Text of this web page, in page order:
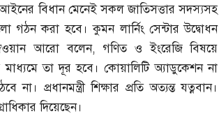
আইনের বিধান মেনেই সকল জাতিসত্তার সদস্যসহ
গঠন করা হবে। কুমন লার্নিং সেন্টার উদ্বোধন
আরো বলেন,গণিত ও ইংরেজি বিষয়ে
মাধ্যমে তা দূর হবে। কোয়ালিটি অ্যাডুকেশন না
না। প্রধানমন্ত্রী শিক্ষার প্রতি অত্যন্ত যত্নবান।
দিয়েছেন।